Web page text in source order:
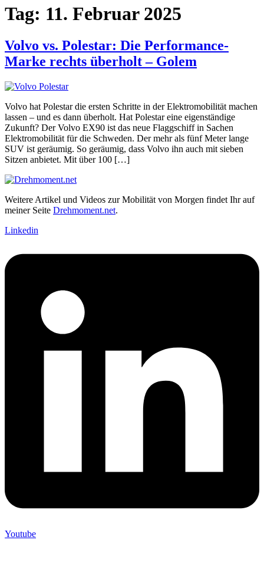
Tag: 11. Februar 2025
Volvo vs. Polestar: Die Performance-
Marke rechts überholt – Golem
Volvo hat Polestar die ersten Schritte in der Elektromobilität machen
lassen – und es dann überholt. Hat Polestar eine eigenständige
Zukunft? Der Volvo EX90 ist das neue Flaggschiff in Sachen
Elektromobilität für die Schweden. Der mehr als fünf Meter lange
SUV ist geräumig. So geräumig, dass Volvo ihn auch mit sieben
Sitzen anbietet. Mit über 100 […]
Weitere Artikel und Videos zur Mobilität von Morgen findet Ihr auf
meiner Seite Drehmoment.net.
Linkedin
Youtube